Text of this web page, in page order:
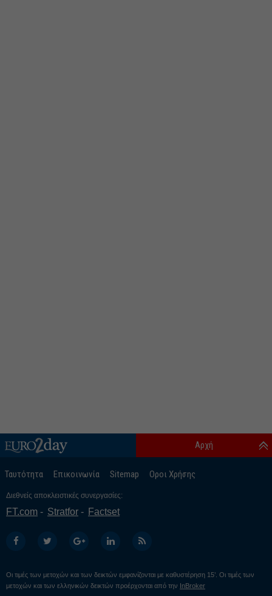
Ταυτότητα Επικοινωνία Sitemap Οροι Χρήσης
Αρχή
Διεθνείς αποκλειστικές συνεργασίες:
FT.com Stratfor Factset
Οι τιμές των μετοχών και των δεικτών εμφανίζονται με καθυστέρηση 15’. Οι τιμές των
μετοχών και των ελληνικών δεικτών προέρχονται από την InBroker